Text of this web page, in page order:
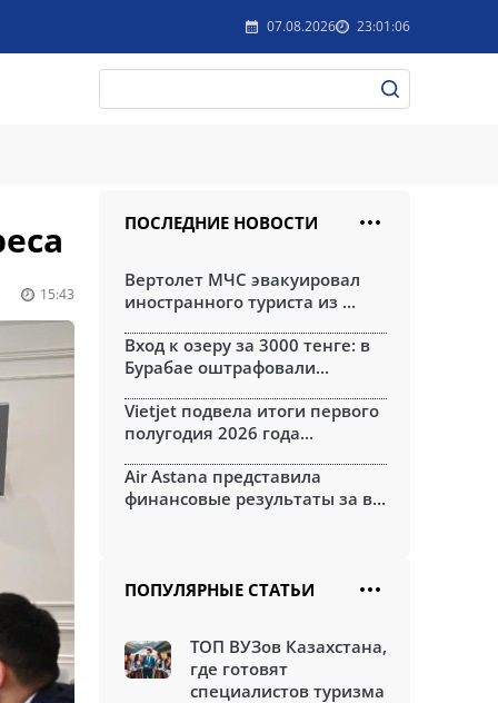
07.08.2026 23:01:06
15:43
ПОСЛЕДНИЕ НОВОСТИ
Вертолет МЧС эвакуировал
иностранного туриста из ...
Вход к озеру за 3000 тенге: в
Бурабае оштрафовали...
Vietjet подвела итоги первого
полугодия 2026 года...
Air Astana представила
финансовые результаты за в...
ПОПУЛЯРНЫЕ СТАТЬИ
ТОП ВУЗов Казахстана,
где готовят
специалистов туризма